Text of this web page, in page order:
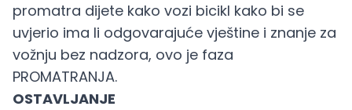
promatra dijete kako vozi bicikl kako bi se
uvjerio ima li odgovarajuće vještine i znanje za
vožnju bez nadzora, ovo je faza
PROMATRANJA.
OSTAVLJANJE